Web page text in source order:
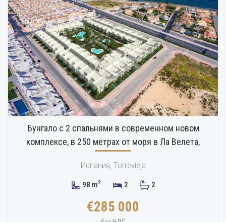
Бунгало с 2 спальнями в современном новом
комплексе, в 250 метрах от моря в Ла Велета,
Испания, Torrevieja
98 m2 2 2
€285 000